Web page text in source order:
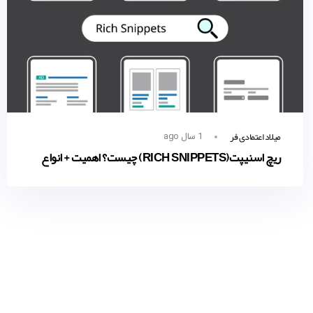
میلاد اعتمادی فر 1 سال ago
ریچ اسنیپت‌(RICH SNIPPETS) چیست؟ اهمیت + انواع